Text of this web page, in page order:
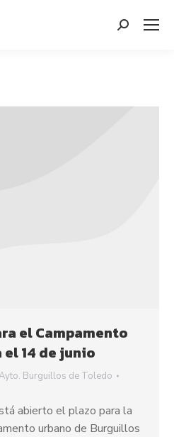
Search:
el Campamento
14 de junio
Burguillos de Toledo
abierto el plazo para la
urbano de Burguillos